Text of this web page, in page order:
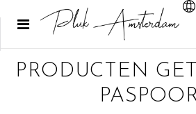
PRODUCTEN